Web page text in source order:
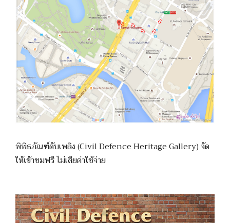
พิพิธภัณฑ์ดับเพลิง (Civil Defence Heritage Gallery) จัด
ให้เข้าชมฟรี ไม่เสียค่าใช้จ่าย